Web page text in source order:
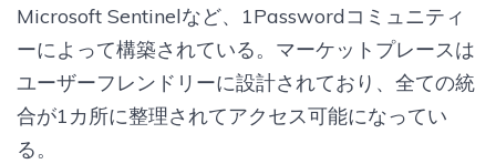
Microsoft Sentinelなど、1Passwordコミュニティ
ーによって構築されている。マーケットプレースは
ユーザーフレンドリーに設計されており、全ての統
合が1カ所に整理されてアクセス可能になってい
る。